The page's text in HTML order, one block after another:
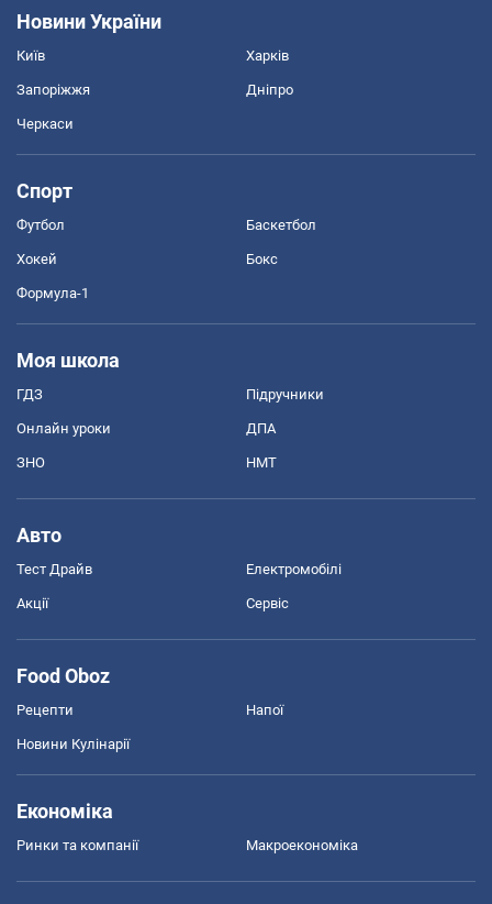
Новини України
Київ Харків
Запоріжжя Дніпро
Черкаси
Спорт
Футбол Баскетбол
Хокей Бокс
Формула-1
Моя школа
ГДЗ Підручники
Онлайн уроки ДПА
ЗНО НМТ
Авто
Тест Драйв Електромобілі
Акції Сервіс
Food Oboz
Рецепти Напої
Новини Кулінарії
Економіка
Ринки та компанії Макроекономіка